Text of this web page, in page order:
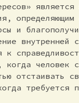
и
внутренней
к
когда человек
отстаивать
требуется